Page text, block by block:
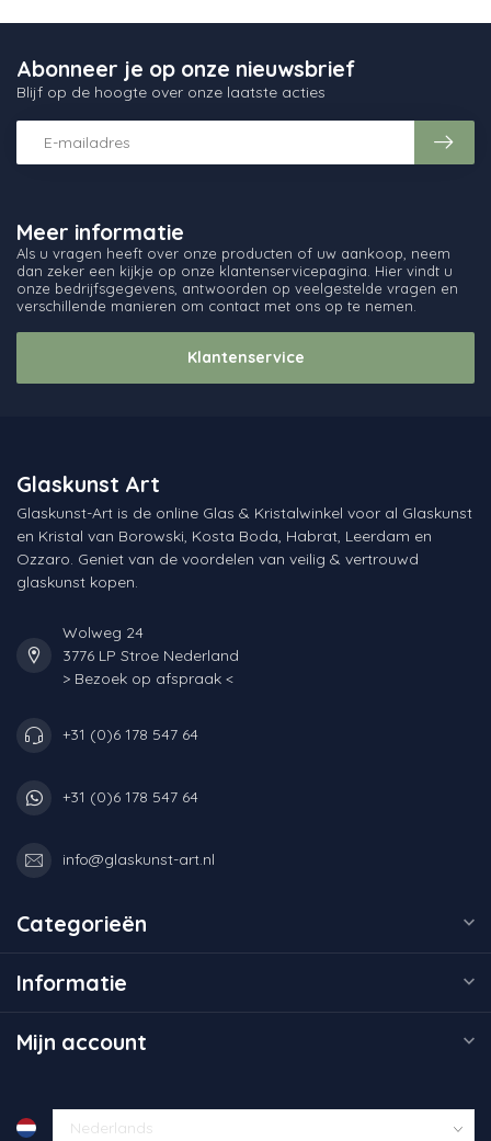
Meer informatie
Als u vragen heeft over onze producten of uw aankoop, neem
dan zeker een kijkje op onze klantenservicepagina. Hier vindt u
onze bedrijfsgegevens, antwoorden op veelgestelde vragen en
verschillende manieren om contact met ons op te nemen.
Klantenservice
Abonneer je op onze nieuwsbrief
Blijf op de hoogte over onze laatste acties
Glaskunst Art
Glaskunst-Art is de online Glas & Kristalwinkel voor al Glaskunst
en Kristal van Borowski, Kosta Boda, Habrat, Leerdam en
Ozzaro. Geniet van de voordelen van veilig & vertrouwd
glaskunst kopen.
Wolweg 24
3776 LP Stroe Nederland
> Bezoek op afspraak <
+31 (0)6 178 547 64
+31 (0)6 178 547 64
info@glaskunst-art.nl
Categorieën
Informatie
Mijn account